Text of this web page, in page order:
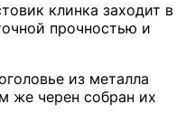
клинка заходит в
прочностью и
из металла
же черен собран их